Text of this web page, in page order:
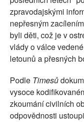
zpravodajskými
nepřesným
byli děti, což je v
vlády o válce
letounů a přesných
Podle Timesů
vysoce
zkoumání civilních
odpovědnosti